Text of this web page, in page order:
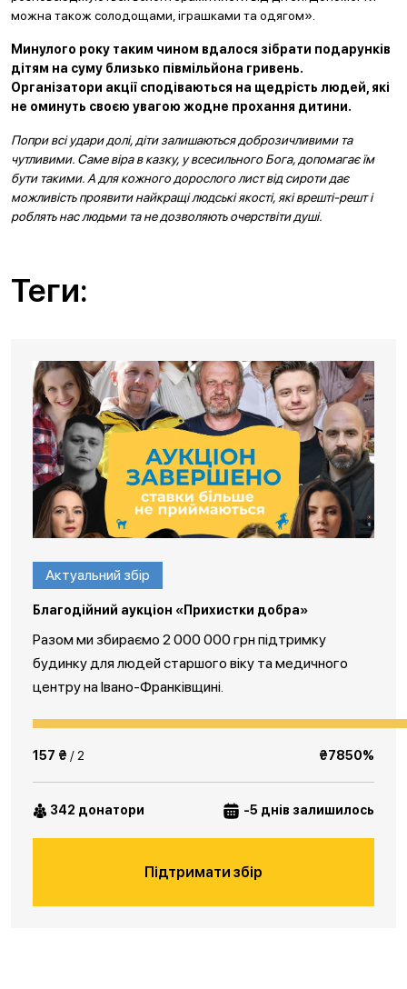
можна також солодощами, іграшками та одягом».
Минулого року таким чином вдалося зібрати подарунків
дітям на суму близько півмільйона гривень.
Організатори акції сподіваються на щедрість людей, які
не оминуть своєю увагою жодне прохання дитини.
Попри всі удари долі, діти залишаються доброзичливими та
чутливими. Саме віра в казку, у всесильного Бога, допомагає їм
бути такими. А для кожного дорослого лист від сироти дає
можливість проявити найкращі людські якості, які врешті-решт і
роблять нас людьми та не дозволяють очерствіти душі.
Теги:
Актуальний збір
Благодійний аукціон «Прихистки добра»
Разом ми збираємо 2 000 000 грн підтримку
будинку для людей старшого віку та медичного
центру на Івано-Франківщині.
157 ₴ / 2 ₴7850%
342 донатори -5 днів залишилось
Підтримати збір